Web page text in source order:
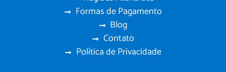
Formas de Pagamento
Blog
Contato
Política de Privacidade